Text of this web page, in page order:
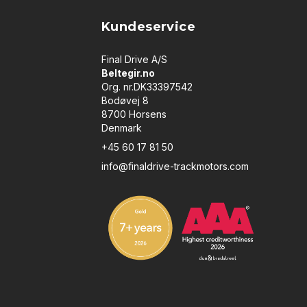
Kundeservice
Final Drive A/S
Beltegir.no
Org. nr.DK33397542
Bodøvej 8
8700 Horsens
Denmark
+45 60 17 81 50
info@finaldrive-trackmotors.com